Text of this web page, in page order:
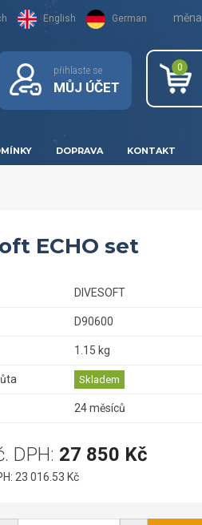
English German měna
přihlaste se
MŮJ ÚČET
0
DOPRAVA KONTAKT
ECHO set
DIVESOFT
D90600
1.15 kg
Skladem
24 měsíců
DPH: 27 850 Kč
23 016.53 Kč